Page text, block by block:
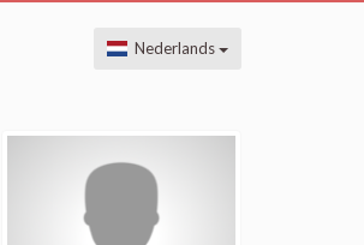
Nederlands